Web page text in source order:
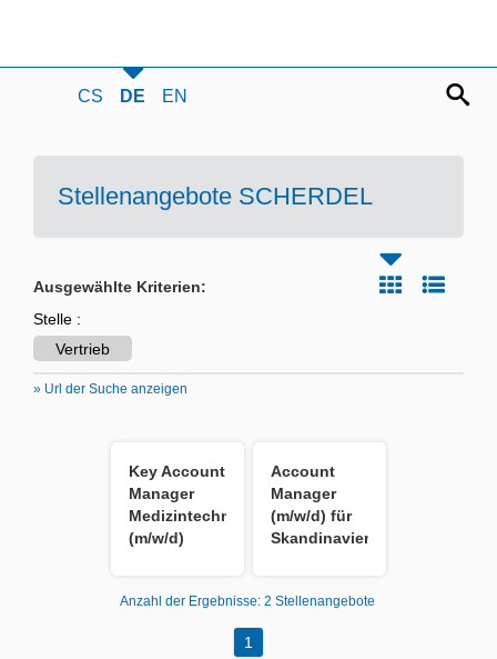
CS DE EN
Stellenangebote SCHERDEL
Ausgewählte Kriterien:
Stelle :
Vertrieb
» Url der Suche anzeigen
Key Account
Manager
Medizintechnik
(m/w/d)
Account
Manager
(m/w/d) für
Skandinavien
Anzahl der Ergebnisse: 2 Stellenangebote
1